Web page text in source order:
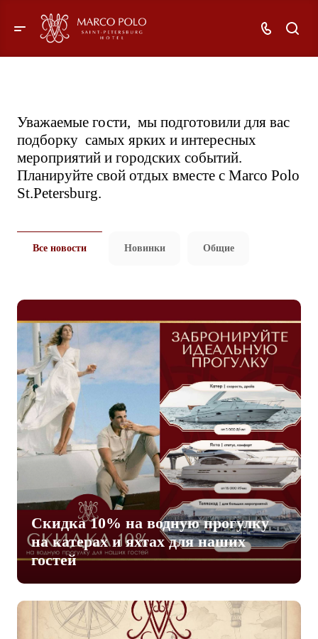
Уважаемые гости, мы подготовили для вас
подборку самых ярких и интересных
мероприятий и городских событий.
Планируйте свой отдых вместе с Marco Polo
St.Petersburg.
Все новости Новинки Общие
Скидка 10% на водную прогулку
на катерах и яхтах для наших
гостей